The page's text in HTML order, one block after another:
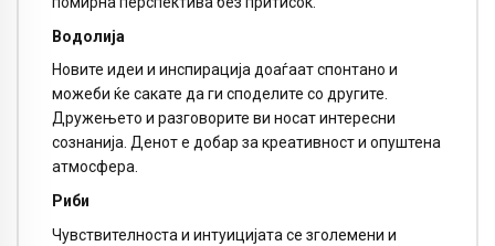
Водолија
Новите идеи и инспирација доаѓаат спонтано и
можеби ќе сакате да ги споделите со другите.
Дружењето и разговорите ви носат интересни
сознанија. Денот е добар за креативност и опуштена
атмосфера.
Риби
Чувствителноста и интуицијата се зголемени и